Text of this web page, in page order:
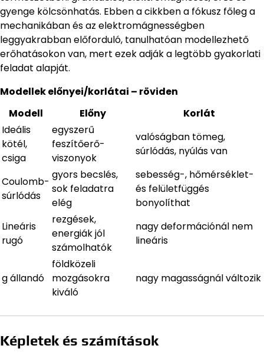
gyenge kölcsönhatás. Ebben a cikkben a fókusz főleg a
mechanikában és az elektromágnességben
leggyakrabban előforduló, tanulhatóan modellezhető
erőhatásokon van, mert ezek adják a legtöbb gyakorlati
feladat alapját.
Modellek előnyei/korlátai – röviden
Modell
Előny
Korlát
Ideális
kötél,
csiga
egyszerű
feszítőerő-
viszonyok
valóságban tömeg,
súrlódás, nyúlás van
Coulomb-
súrlódás
gyors becslés,
sok feladatra
elég
sebesség-, hőmérséklet-
és felületfüggés
bonyolíthat
Lineáris
rugó
rezgések,
energiák jól
számolhatók
nagy deformációnál nem
lineáris
g állandó
földközeli
mozgásokra
kiváló
nagy magasságnál változik
Képletek és számítások